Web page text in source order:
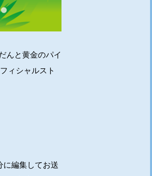
んと黄金のパイ
ィシャルスト
に編集してお送